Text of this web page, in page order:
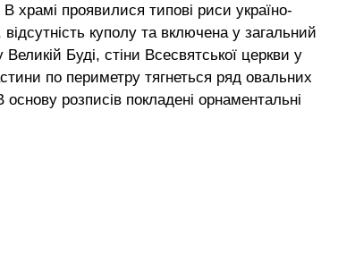
храмі проявилися типові риси україно-
куполу та включена у загальний
Буді, стіни Всесвятської церкви у
по периметру тягнеться ряд овальних
розписів покладені орнаментальні